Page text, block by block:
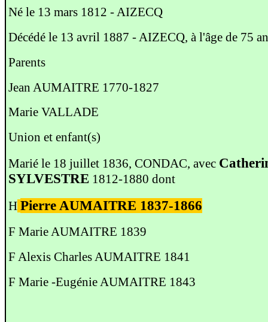
Né le 13 mars 1812 - AIZECQ
Décédé le 13 avril 1887 - AIZECQ, à l'âge de 75
Parents
Jean AUMAITRE 1770-1827
Marie VALLADE
Union et enfant(s)
Marié le 18 juillet 1836, CONDAC, avec
SYLVESTRE 1812-1880 dont
H Pierre AUMAITRE 1837-1866
F Marie AUMAITRE 1839
F Alexis Charles AUMAITRE 1841
F Marie -Eugénie AUMAITRE 1843